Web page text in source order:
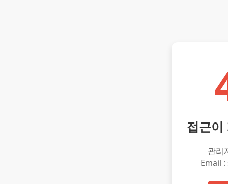
접근이
관리
Email